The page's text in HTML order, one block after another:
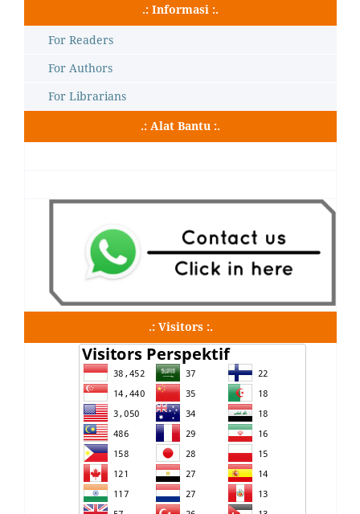
.: Informasi :.
For Readers
For Authors
For Librarians
.: Alat Bantu :.
.: Visitors :.